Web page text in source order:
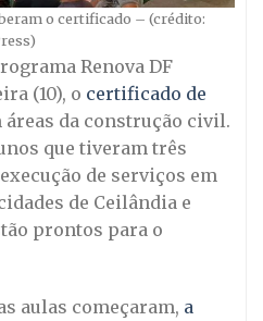
o certificado – (crédito:
Renova DF
(10), o certificado de
áreas da construção civil.
que tiveram três
de serviços em
de Ceilândia e
prontos para o
aulas começaram, a